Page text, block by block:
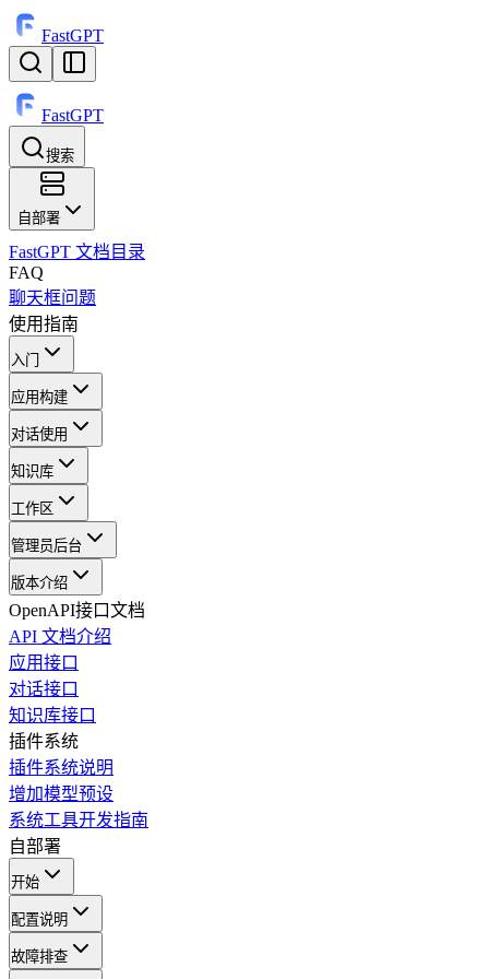
FastGPT
FastGPT
搜索
⌘K
自部署
FastGPT 文档目录
FAQ
聊天框问题
使用指南
入门
应用构建
对话使用
知识库
工作区
管理员后台
版本介绍
OpenAPI接口文档
API 文档介绍
应用接口
对话接口
知识库接口
插件系统
插件系统说明
增加模型预设
系统工具开发指南
自部署
开始
配置说明
故障排查